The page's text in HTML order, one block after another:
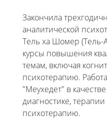
Закончила
аналитической
Тель ха Шомер
курсы повышения
темам, включая
психотерапию.
"Меухедет" в
диагностике,
психотерапию.